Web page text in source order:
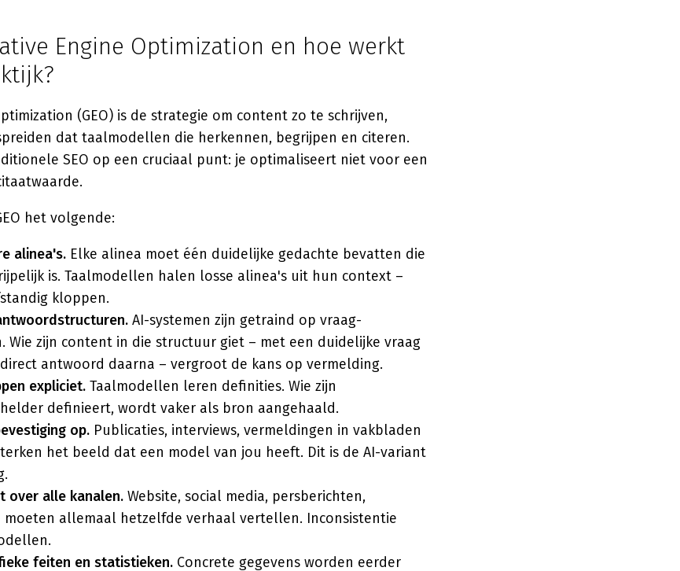
Engine Optimization en hoe werkt
(GEO) is de strategie om content zo te schrijven,
dat taalmodellen die herkennen, begrijpen en citeren.
SEO op een cruciaal punt: je optimaliseert niet voor een
het volgende:
alinea's. Elke alinea moet één duidelijke gedachte bevatten die
is. Taalmodellen halen losse alinea's uit hun context –
kloppen.
AI-systemen zijn getraind op vraag-
Wie zijn content in die structuur giet – met een duidelijke vraag
antwoord daarna – vergroot de kans op vermelding.
expliciet. Taalmodellen leren definities. Wie zijn
definieert, wordt vaker als bron aangehaald.
op. Publicaties, interviews, vermeldingen in vakbladen
het beeld dat een model van jou heeft. Dit is de AI-variant
over alle kanalen. Website, social media, persberichten,
moeten allemaal hetzelfde verhaal vertellen. Inconsistentie
feiten en statistieken. Concrete gegevens worden eerder